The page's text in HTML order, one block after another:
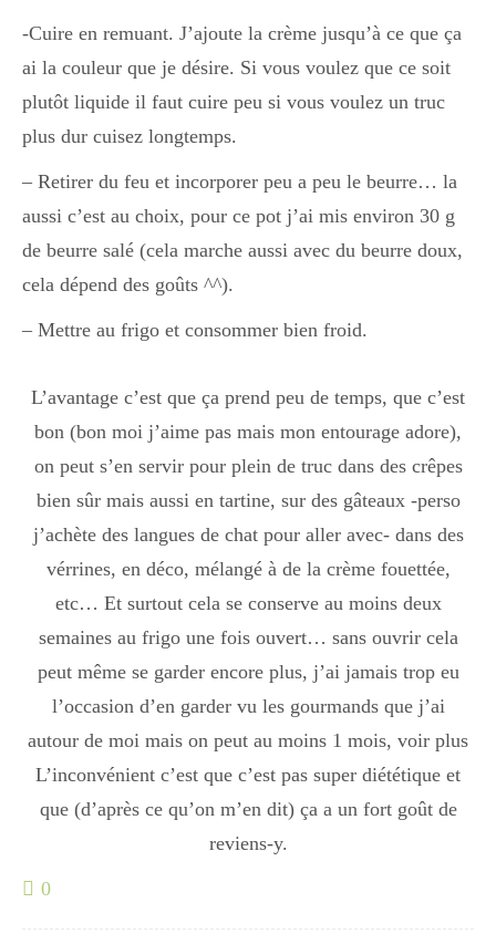
Semaines Spéciales
cupcake
apéro
Boulette
-Cuire en remuant. J’ajoute la crème jusqu’à ce que ça
ai la couleur que je désire. Si vous voulez que ce soit
plutôt liquide il faut cuire peu si vous voulez un truc
plus dur cuisez longtemps.
– Retirer du feu et incorporer peu a peu le beurre… la
aussi c’est au choix, pour ce pot j’ai mis environ 30 g
de beurre salé (cela marche aussi avec du beurre doux,
cela dépend des goûts ^^).
– Mettre au frigo et consommer bien froid.
L’avantage c’est que ça prend peu de temps, que c’est
bon (bon moi j’aime pas mais mon entourage adore),
on peut s’en servir pour plein de truc dans des crêpes
bien sûr mais aussi en tartine, sur des gâteaux -perso
j’achète des langues de chat pour aller avec- dans des
vérrines, en déco, mélangé à de la crème fouettée,
etc… Et surtout cela se conserve au moins deux
semaines au frigo une fois ouvert… sans ouvrir cela
peut même se garder encore plus, j’ai jamais trop eu
l’occasion d’en garder vu les gourmands que j’ai
autour de moi mais on peut au moins 1 mois, voir plus
L’inconvénient c’est que c’est pas super diététique et
que (d’après ce qu’on m’en dit) ça a un fort goût de
reviens-y.
0